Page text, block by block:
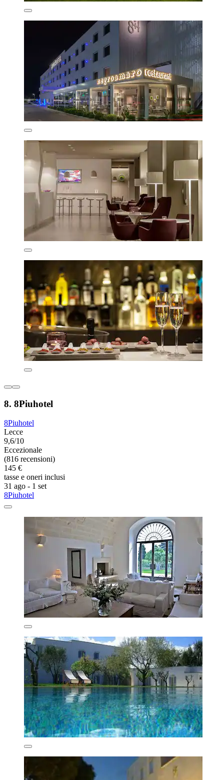
8. 8Piuhotel
8Piuhotel
Lecce
9,6/10
Eccezionale
(816 recensioni)
145 €
tasse e oneri inclusi
31 ago - 1 set
8Piuhotel